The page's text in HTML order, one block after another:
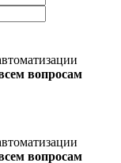
вопросам
вопросам